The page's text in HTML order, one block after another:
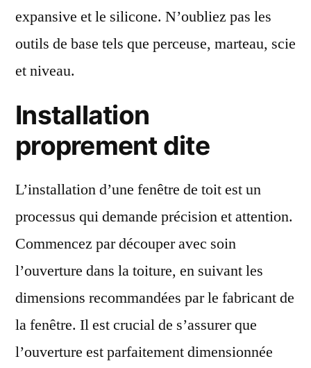
expansive et le silicone. N’oubliez pas les
outils de base tels que perceuse, marteau, scie
et niveau.
Installation
proprement dite
L’installation d’une fenêtre de toit est un
processus qui demande précision et attention.
Commencez par découper avec soin
l’ouverture dans la toiture, en suivant les
dimensions recommandées par le fabricant de
la fenêtre. Il est crucial de s’assurer que
l’ouverture est parfaitement dimensionnée